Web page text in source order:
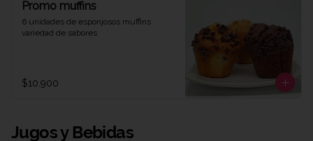
Promo muffins
6 unidades de esponjosos muffins
variedad de sabores
$10.900
Jugos y Bebidas